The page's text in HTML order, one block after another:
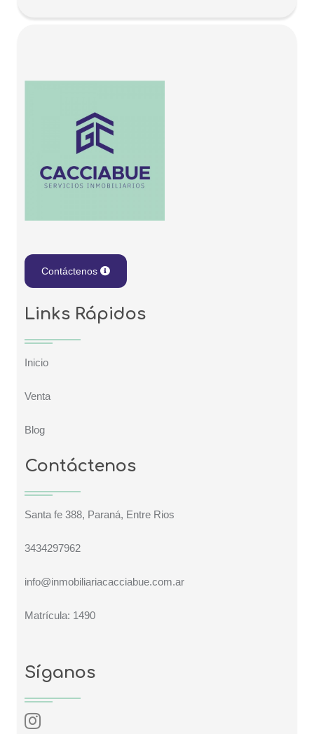
Contáctenos
Links Rápidos
Inicio
Venta
Blog
Contáctenos
Santa fe 388, Paraná, Entre Rios
3434297962
info@inmobiliariacacciabue.com.ar
Matrícula: 1490
Síganos